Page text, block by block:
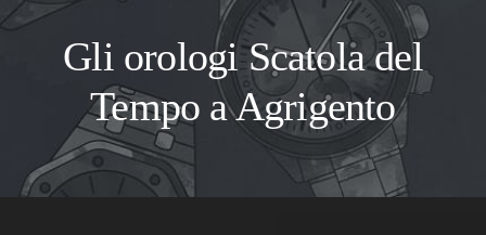
Gli orologi Scatola del
Tempo a Agrigento